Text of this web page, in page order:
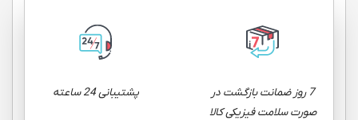
7 روز ضمانت بازگشت در
صورت سلامت فیزیکی کالا
پشتیبانی 24 ساعته